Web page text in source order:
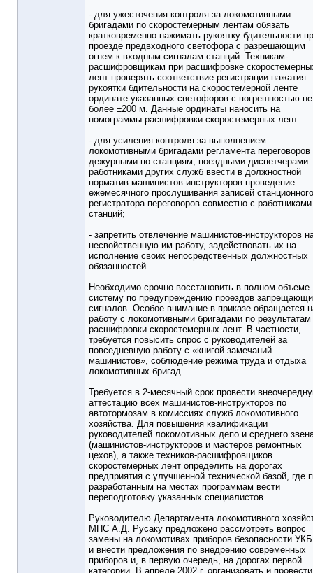
- для ужесточения контроля за локомотивными
бригадами по скоростемерным лентам обязать
кратковременно нажимать рукоятку бдительности
проезде предвходного светофора с разрешающим
огнем к входным сигналам станций. Техникам-
расшифровщикам при расшифровке
лент проверять соответствие регистрации нажатия
рукоятки бдительности на скоростемерной ленте
ординате указанных светофоров с погрешностью не
более ±200 м. Данные ординаты наносить на
номограммы расшифровки скоростемерных лент.
- для усиления контроля за выполнением
локомотивными бригадами регламента переговоров
дежурными по станциям, поездными диспетчерами
работниками других служб ввести в должностной
норматив машинистов-инструкторов проведение
ежемесячного прослушивания записей станционного
регистратора переговоров совместно с работниками
станций;
- запретить отвлечение машинистов-инструкторов
несвойственную им работу, задействовать их на
исполнение своих непосредственных должностных
обязанностей.
Необходимо срочно восстановить в полном объеме
систему по предупреждению проездов
сигналов. Особое внимание в приказе обращается
работу с локомотивными бригадами по результатам
расшифровки скоростемерных лент. В частности,
требуется повысить спрос с руководителей за
повседневную работу с «книгой замечаний
машинистов», соблюдение режима труда и отдыха
локомотивных бригад.
Требуется в 2-месячный срок провести
аттестацию всех машинистов-инструкторов по
автотормозам в комиссиях служб локомотивного
хозяйства. Для повышения квалификации
руководителей локомотивных депо и среднего
(машинистов-инструкторов и мастеров ремонтных
цехов), а также техников-расшифровщиков
скоростемерных лент определить на дорогах
предприятия с улучшенной технической базой, где
разработанным на местах программам вести
переподготовку указанных специалистов.
Руководителю Департамента локомотивного
МПС А.Д. Русаку предложено рассмотреть вопрос
замены на локомотивах приборов безопасности
и внести предложения по внедрению современных
приборов и, в первую очередь, на дорогах первой
категории. В апреле 2002 г. организовать и провести